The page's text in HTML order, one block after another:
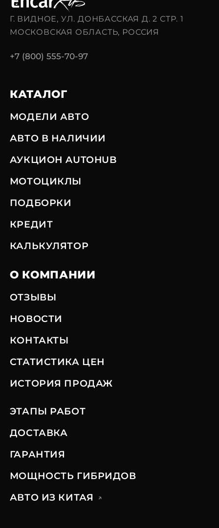
Г. ВИДНОЕ, УЛ. ДОНБАССКАЯ Д. 2 СТР. 1
МОСКОВСКАЯ ОБЛАСТЬ, РОССИЯ
+7 (800) 555-70-97
КАТАЛОГ
МОДЕЛИ АВТО
АВТО В НАЛИЧИИ
АУКЦИОН AUTOHUB
МОТОЦИКЛЫ
ПОДБОРКИ
КРЕДИТ
КАЛЬКУЛЯТОР
О КОМПАНИИ
ОТЗЫВЫ
НОВОСТИ
КОНТАКТЫ
СТАТИСТИКА ЦЕН
ИСТОРИЯ ПРОДАЖ
ЭТАПЫ РАБОТ
ДОСТАВКА
ГАРАНТИЯ
МОЩНОСТЬ ГИБРИДОВ
АВТО ИЗ КИТАЯ
↗